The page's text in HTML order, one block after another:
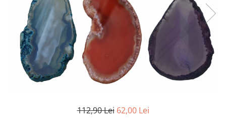
112,90 Lei 62,00 Lei